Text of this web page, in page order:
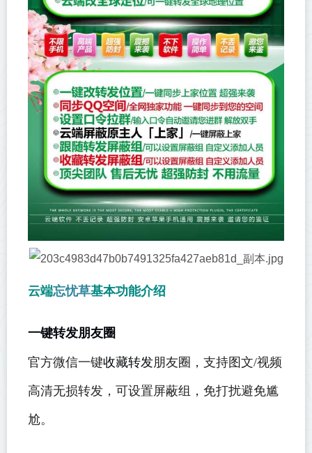
云端忘忧草基本功能介绍
一键转发朋友圈
官方微信一键收藏转发朋友圈，支持图文/视频
高清无损转发，可设置屏蔽组，免打扰避免尴
尬。